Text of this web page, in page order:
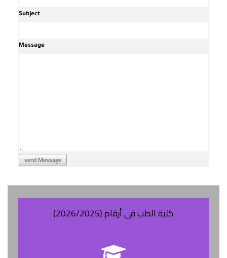
Subject
Message
send Message
كلية الطب فى أرقام (2026/2025)